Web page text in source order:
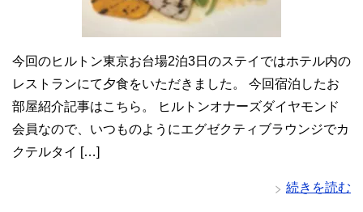
今回のヒルトン東京お台場2泊3日のステイではホテル内の
レストランにて夕食をいただきました。 今回宿泊したお
部屋紹介記事はこちら。 ヒルトンオナーズダイヤモンド
会員なので、いつものようにエグゼクティブラウンジでカ
クテルタイ […]
続きを読む